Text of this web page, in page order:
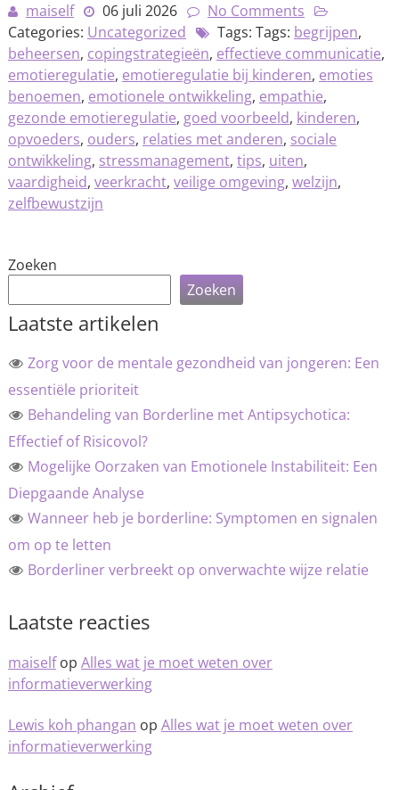
maiself
06 juli 2026
No Comments
Categories: Uncategorized Tags: Tags: begrijpen,
beheersen, copingstrategieën, effectieve communicatie,
emotieregulatie, emotieregulatie bij kinderen, emoties
benoemen, emotionele ontwikkeling, empathie,
gezonde emotieregulatie, goed voorbeeld, kinderen,
opvoeders, ouders, relaties met anderen, sociale
ontwikkeling, stressmanagement, tips, uiten,
vaardigheid, veerkracht, veilige omgeving, welzijn,
zelfbewustzijn
Zoeken
Zoeken
Laatste artikelen
Zorg voor de mentale gezondheid van jongeren: Een
essentiële prioriteit
Behandeling van Borderline met Antipsychotica:
Effectief of Risicovol?
Mogelijke Oorzaken van Emotionele Instabiliteit: Een
Diepgaande Analyse
Wanneer heb je borderline: Symptomen en signalen
om op te letten
Borderliner verbreekt op onverwachte wijze relatie
Laatste reacties
maiselfop Alles wat je moet weten over
informatieverwerking
Lewis koh phangan op Alles wat je moet weten over
informatieverwerking